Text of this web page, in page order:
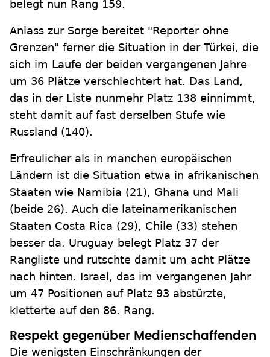
belegt nun Rang 159.
Anlass zur Sorge bereitet "Reporter ohne
Grenzen" ferner die Situation in der Türkei, die
sich im Laufe der beiden vergangenen Jahre
um 36 Plätze verschlechtert hat. Das Land,
das in der Liste nunmehr Platz 138 einnimmt,
steht damit auf fast derselben Stufe wie
Russland (140).
Erfreulicher als in manchen europäischen
Ländern ist die Situation etwa in afrikanischen
Staaten wie Namibia (21), Ghana und Mali
(beide 26). Auch die lateinamerikanischen
Staaten Costa Rica (29), Chile (33) stehen
besser da. Uruguay belegt Platz 37 der
Rangliste und rutschte damit um acht Plätze
nach hinten. Israel, das im vergangenen Jahr
um 47 Positionen auf Platz 93 abstürzte,
kletterte auf den 86. Rang.
Respekt gegenüber Medienschaffenden
Die wenigsten Einschränkungen der